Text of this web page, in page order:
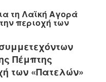
τη Λαϊκή Αγορά
περιοχή των
Πέμπτης
των «Πατελών»